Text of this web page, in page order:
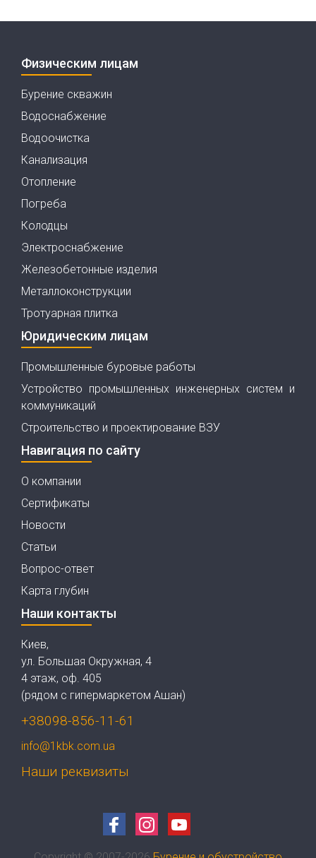
Физическим лицам
Бурение скважин
Водоснабжение
Водоочистка
Канализация
Отопление
Погреба
Колодцы
Электроснабжение
Железобетонные изделия
Металлоконструкции
Тротуарная плитка
Юридическим лицам
Промышленные буровые работы
Устройство промышленных инженерных систем и
коммуникаций
Строительство и проектирование ВЗУ
Навигация по сайту
О компании
Сертификаты
Новости
Статьи
Вопрос-ответ
Карта глубин
Наши контакты
Киев,
ул. Большая Окружная, 4
4 этаж, оф. 405
(рядом с гипермаркетом Ашан)
+38098-856-11-61
info@1kbk.com.ua
Наши реквизиты